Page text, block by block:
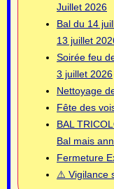
Juillet 2026
Bal du 14
13 juillet
Soirée feu
3 juillet 2026
Nettoyage
Fête des
BAL
Bal mais
Fermeture
⚠️ Vigilance